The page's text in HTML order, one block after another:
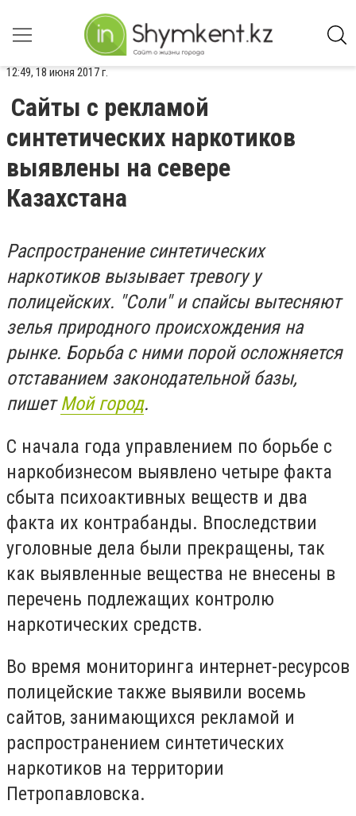
12:49, 18 июня 2017 г.
Сайты с рекламой
синтетических наркотиков
выявлены на севере
Казахстана
Распространение синтетических
наркотиков вызывает тревогу у
полицейских. "Соли" и спайсы вытесняют
зелья природного происхождения на
рынке. Борьба с ними порой осложняется
отставанием законодательной базы,
пишетМой город.
С начала года управлением по борьбе с
наркобизнесом выявлено четыре факта
сбыта психоактивных веществ и два
факта их контрабанды. Впоследствии
уголовные дела были прекращены, так
как выявленные вещества не внесены в
перечень подлежащих контролю
наркотических средств.
Во время мониторинга интернет-ресурсов
полицейские также выявили восемь
сайтов, занимающихся рекламой и
распространением синтетических
наркотиков на территории
Петропавловска.